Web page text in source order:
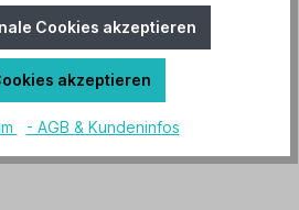
Cookies akzeptieren
akzeptieren
- AGB & Kundeninfos